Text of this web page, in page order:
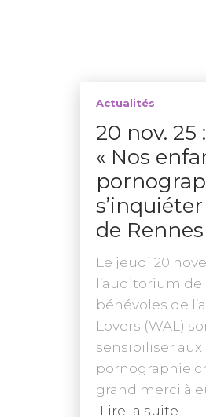
Actualités
20 nov. 25
« Nos
s’inquiéter
de
Le jeudi 20
l’auditorium de
bénévoles de
Lovers (WAL)
sensibiliser aux
pornographie
grand merci à
Lire la suite